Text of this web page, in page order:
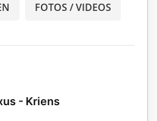
FOTOS / VIDEOS
- Kriens